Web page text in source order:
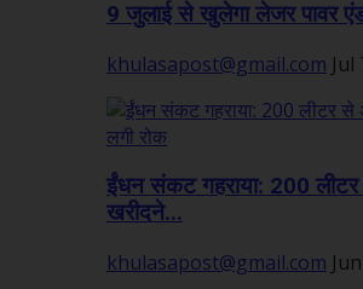
9 जुलाई से खुलेगा लेजर पावर
khulasapost@gmail.com Jul
ईंधन संकट गहराया: 200
खरीदने...
khulasapost@gmail.com